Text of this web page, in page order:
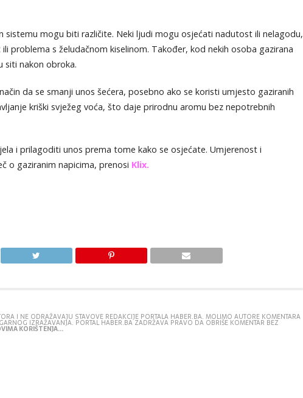
sistemu mogu biti različite. Neki ljudi mogu osjećati nadutost ili nelagodu,
problema s želudačnom kiselinom. Također, kod nekih osoba gazirana
siti nakon obroka.
da se smanji unos šećera, posebno ako se koristi umjesto gaziranih
kriški svježeg voća, što daje prirodnu aromu bez nepotrebnih
i prilagoditi unos prema tome kako se osjećate. Umjerenost i
o gaziranim napicima, prenosi Klix.
I NE ODRAŽAVAJU STAVOVE REDAKCIJE PORTALA HABER.BA. MOLIMO AUTORE KOMENTARA
IZRAŽAVANJA. PORTAL HABER.BA ZADRŽAVA PRAVO DA OBRIŠE KOMENTAR BEZ
KORIŠTENJA...